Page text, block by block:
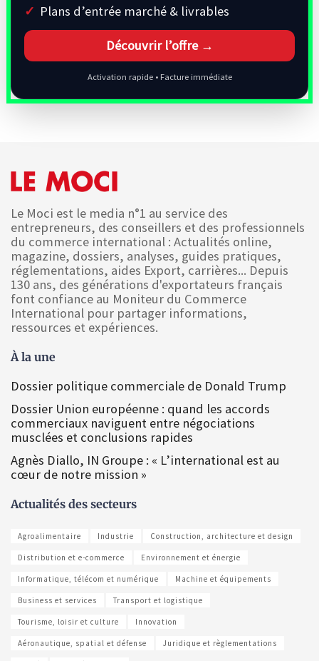
Plans d’entrée marché & livrables
Découvrir l’offre →
Activation rapide • Facture immédiate
Le Moci est le media n°1 au service des
entrepreneurs, des conseillers et des professionnels
du commerce international : Actualités online,
magazine, dossiers, analyses, guides pratiques,
réglementations, aides Export, carrières... Depuis
130 ans, des générations d'exportateurs français
font confiance au Moniteur du Commerce
International pour partager informations,
ressources et expériences.
À la une
Dossier politique commerciale de Donald Trump
Dossier Union européenne : quand les accords
commerciaux naviguent entre négociations
musclées et conclusions rapides
Agnès Diallo, IN Groupe : « L’international est au
cœur de notre mission »
Actualités des secteurs
Agroalimentaire Industrie Construction, architecture et design
Distribution et e-commerce Environnement et énergie
Informatique, télécom et numérique Machine et équipements
Business et services Transport et logistique
Tourisme, loisir et culture Innovation
Aéronautique, spatial et défense Juridique et règlementations